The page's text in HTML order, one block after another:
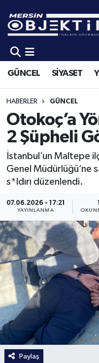
GÜNCEL SİYASET
HABERLER GÜNCEL
Otokoç’a
2 Şüpheli
İstanbul’un Maltepe
Genel Müdürlüğü’ne
s*ldırı düzenlendi.
07.06.2026 - 17:21
YAYINLANMA
Paylaş
GÜNCEL
SİYASET
YAŞAM
SAĞLIK
EKONOMİ
EĞİTİM
Mersin Hava
Mersin Trafik
Süper Lig Puan
Tüm Manşetler
Son Dakika